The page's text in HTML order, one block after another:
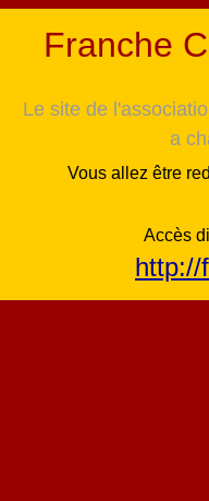
Franche
Le site de
a
Vous allez être
Accès
http://